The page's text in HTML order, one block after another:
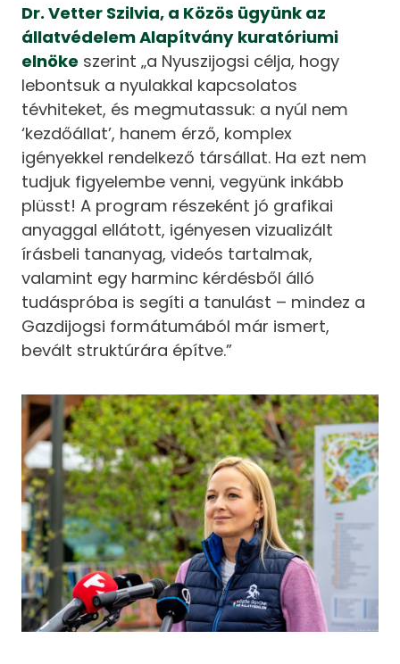
Dr. Vetter Szilvia, a Közös ügyünk az
állatvédelem Alapítvány kuratóriumi
elnöke szerint „a Nyuszijogsi célja, hogy
lebontsuk a nyulakkal kapcsolatos
tévhiteket, és megmutassuk: a nyúl nem
‘kezdőállat’, hanem érző, komplex
igényekkel rendelkező társállat. Ha ezt nem
tudjuk figyelembe venni, vegyünk inkább
plüsst! A program részeként jó grafikai
anyaggal ellátott, igényesen vizualizált
írásbeli tananyag, videós tartalmak,
valamint egy harminc kérdésből álló
tudáspróba is segíti a tanulást – mindez a
Gazdijogsi formátumából már ismert,
bevált struktúrára építve.”